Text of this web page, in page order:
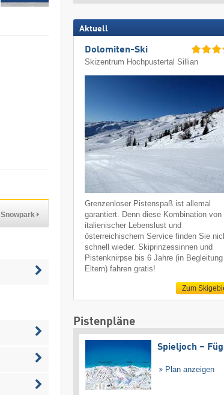
Snowpark
Aktuell
Dolomiten-Ski
Skizentrum Hochpustertal Sillian
Grenzenloser Pistenspaß ist allemal
garantiert. Denn diese Kombination von
italienischer Lebenslust und
österreichischem Service finden Sie
schnell wieder. Skiprinzessinnen und
Pistenknirpse bis 6 Jahre (in
Eltern) fahren gratis!
Zum
Pistenpläne
Spieljoch –
Plan anzeigen